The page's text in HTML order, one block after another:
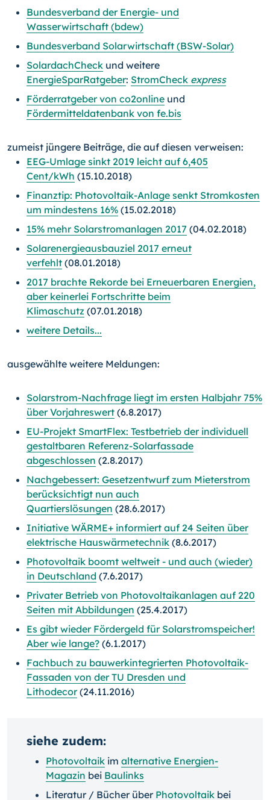
Bundesverband der Energie- und
Wasserwirtschaft (bdew)
Bundesverband Solarwirtschaft (BSW-Solar)
SolardachCheck und weitere
EnergieSparRatgeber: StromCheck express
Förderratgeber von co2online und
Fördermitteldatenbank von fe.bis
zumeist jüngere Beiträge, die auf diesen verweisen:
EEG-Umlage sinkt 2019 leicht auf 6,405
Cent/kWh (15.10.2018)
Finanztip: Photovoltaik-Anlage senkt Stromkosten
um mindestens 16% (15.02.2018)
15% mehr Solarstromanlagen 2017 (04.02.2018)
Solarenergieausbauziel 2017 erneut
verfehlt (08.01.2018)
2017 brachte Rekorde bei Erneuerbaren Energien,
aber keinerlei Fortschritte beim
Klimaschutz (07.01.2018)
weitere Details...
ausgewählte weitere Meldungen:
Solarstrom-Nachfrage liegt im ersten Halbjahr 75%
über Vorjahreswert (6.8.2017)
EU-Projekt SmartFlex: Testbetrieb der individuell
gestaltbaren Referenz-Solarfassade
abgeschlossen (2.8.2017)
Nachgebessert: Gesetzentwurf zum Mieterstrom
berücksichtigt nun auch
Quartierslösungen (28.6.2017)
Initiative WÄRME+ informiert auf 24 Seiten über
elektrische Hauswärmetechnik (8.6.2017)
Photovoltaik boomt weltweit - und auch (wieder)
in Deutschland (7.6.2017)
Privater Betrieb von Photovoltaikanlagen auf 220
Seiten mit Abbildungen (25.4.2017)
Es gibt wieder Fördergeld für Solarstromspeicher!
Aber wie lange? (6.1.2017)
Fachbuch zu bauwerkintegrierten Photovoltaik-
Fassaden von der TU Dresden und
Lithodecor(24.11.2016)
siehe zudem:
Photovoltaik im alternative Energien-
Magazin bei Baulinks
Literatur / Bücher über Photovoltaik bei